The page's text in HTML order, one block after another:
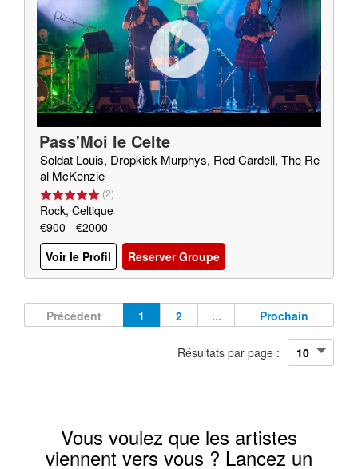
Pass'Moi le Celte
Soldat Louis, Dropkick Murphys, Red Cardell, The Re
al McKenzie
(2)
Rock, Celtique
€900 - €2000
Voir le Profil
Reserver Groupe
Précédent 1 2 ... Prochain
Résultats par page :
Vous voulez que les artistes
viennent vers vous ? Lancez un